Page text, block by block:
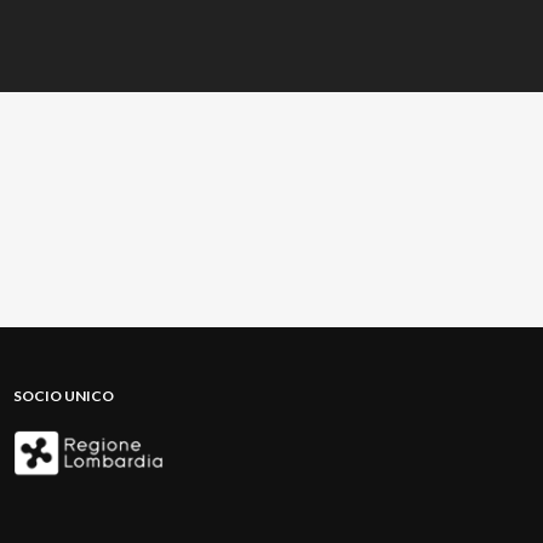
SOCIO UNICO